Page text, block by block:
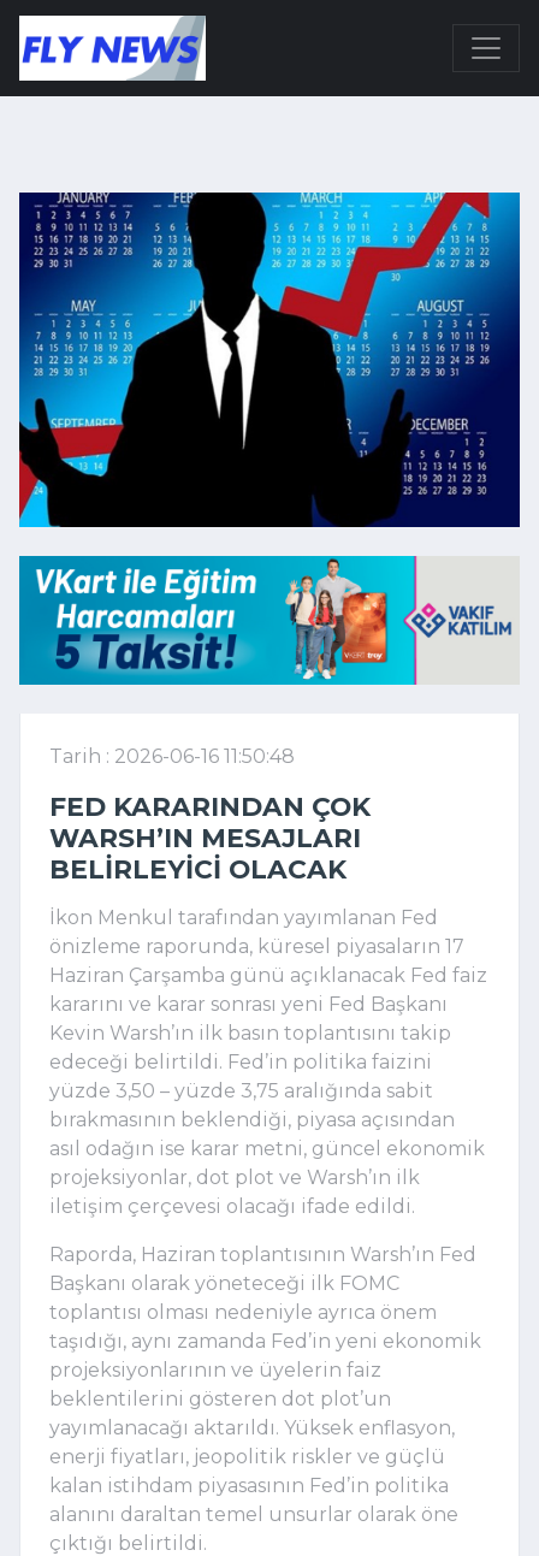
Tarih : 2026-06-16 11:50:48
FED KARARINDAN ÇOK
WARSH’IN MESAJLARI
BELIRLEYICI OLACAK
İkon Menkul tarafından yayımlanan Fed
önizleme raporunda, küresel piyasaların 17
Haziran Çarşamba günü açıklanacak Fed faiz
kararını ve karar sonrası yeni Fed Başkanı
Kevin Warsh’ın ilk basın toplantısını takip
edeceği belirtildi. Fed’in politika faizini
yüzde 3,50 – yüzde 3,75 aralığında sabit
bırakmasının beklendiği, piyasa açısından
asıl odağın ise karar metni, güncel ekonomik
projeksiyonlar, dot plot ve Warsh’ın ilk
iletişim çerçevesi olacağı ifade edildi.
Raporda, Haziran toplantısının Warsh’ın Fed
Başkanı olarak yöneteceği ilk FOMC
toplantısı olması nedeniyle ayrıca önem
taşıdığı, aynı zamanda Fed’in yeni ekonomik
projeksiyonlarının ve üyelerin faiz
beklentilerini gösteren dot plot’un
yayımlanacağı aktarıldı. Yüksek enflasyon,
enerji fiyatları, jeopolitik riskler ve güçlü
kalan istihdam piyasasının Fed’in politika
alanını daraltan temel unsurlar olarak öne
çıktığı belirtildi.